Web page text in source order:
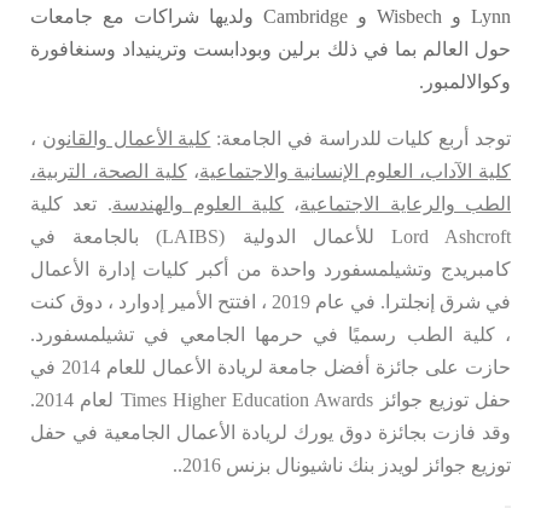
Lynn و Wisbech و Cambridge ولديها شراكات مع جامعات
حول العالم بما في ذلك برلين وبودابست وترينيداد وسنغافورة
وكوالالمبور.
توجد أربع كليات للدراسة في الجامعة: كلية الأعمال والقانون ،
كلية الآداب، العلوم الإنسانية والاجتماعية،كلية الصحة، التربية،
الطب والرعاية الاجتماعية، كلية العلوم والهندسة. تعد كلية
Lord Ashcroft للأعمال الدولية (LAIBS) بالجامعة في
كامبريدج وتشيلمسفورد واحدة من أكبر كليات إدارة الأعمال
في شرق إنجلترا. في عام 2019 ، افتتح الأمير إدوارد ، دوق كنت
، كلية الطب رسميًا في حرمها الجامعي في تشيلمسفورد.
حازت على جائزة أفضل جامعة لريادة الأعمال للعام 2014 في
حفل توزيع جوائز Times Higher Education Awards لعام 2014.
وقد فازت بجائزة دوق يورك لريادة الأعمال الجامعية في حفل
توزيع جوائز لويدز بنك ناشيونال بزنس 2016..